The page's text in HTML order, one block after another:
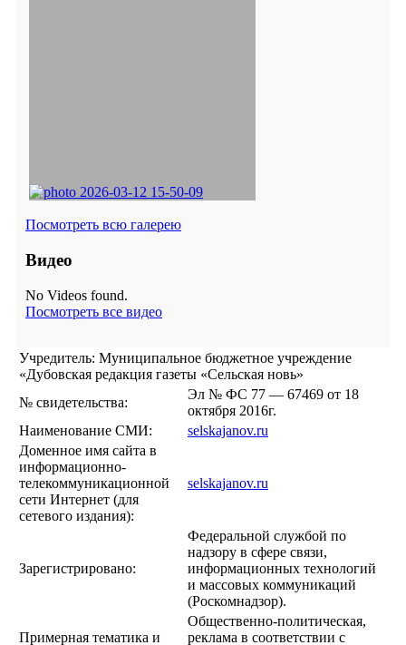
Посмотреть всю галерею
Видео
No Videos found.
Посмотреть все видео
Учредитель: Муниципальное бюджетное учреждение
«Дубовская редакция газеты «Сельская новь»
№ свидетельства:
Эл № ФС 77 — 67469 от 18
октября 2016г.
Наименование СМИ:
selskajanov.ru
Доменное имя сайта в
информационно-
телекоммуникационной
сети Интернет (для
сетевого издания):
selskajanov.ru
Зарегистрировано:
Федеральной службой по
надзору в сфере связи,
информационных технологий
и массовых коммуникаций
(Роскомнадзор).
Примерная тематика и
Общественно-политическая,
реклама в соответствии с